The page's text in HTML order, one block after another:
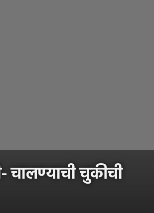
चालण्याची चुकीची